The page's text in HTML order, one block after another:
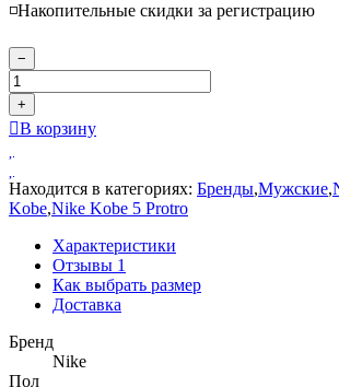
◽️Накопительные скидки за регистрацию
−
+
В корзину
Находится в категориях: Бренды,Мужские,
Kobe,Nike Kobe 5 Protro
Характеристики
Отзывы 1
Как выбрать размер
Доставка
Бренд
Nike
Пол